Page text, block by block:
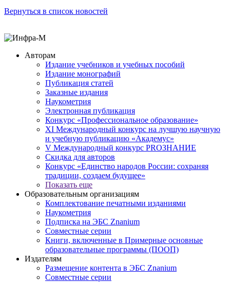
Вернуться в список новостей
Авторам
Издание учебников и учебных пособий
Издание монографий
Публикация статей
Заказные издания
Наукометрия
Электронная публикация
Конкурс «Профессиональное образование»
XI Международный конкурс на лучшую научную
и учебную публикацию «Академус»
V Международный конкурс PROЗНАНИЕ
Скидка для авторов
Конкурс «Единство народов России: сохраняя
традиции, создаем будущее»
Показать еще
Образовательным организациям
Комплектование печатными изданиями
Наукометрия
Подписка на ЭБС Znanium
Совместные серии
Книги, включенные в Примерные основные
образовательные программы (ПООП)
Издателям
Размещение контента в ЭБС Znanium
Совместные серии